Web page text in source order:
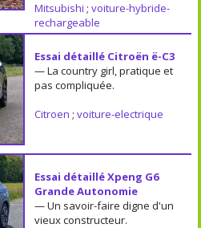
Mitsubishi ; voiture-hybride-
rechargeable
Essai détaillé Citroën ë-C3
— La country girl, pratique et
pas compliquée.
Citroen ; voiture-electrique
Essai détaillé Xpeng G6
Grande Autonomie
— Un savoir-faire digne d'un
vieux constructeur.